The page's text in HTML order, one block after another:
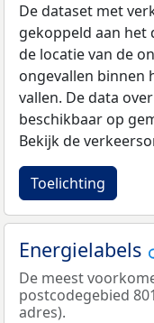
De dataset met
gekoppeld aan het
de locatie van de
ongevallen binnen
vallen. De data
beschikbaar op
Bekijk de
Toelichting
Energielabels
De meest
postcodegebied
adres).